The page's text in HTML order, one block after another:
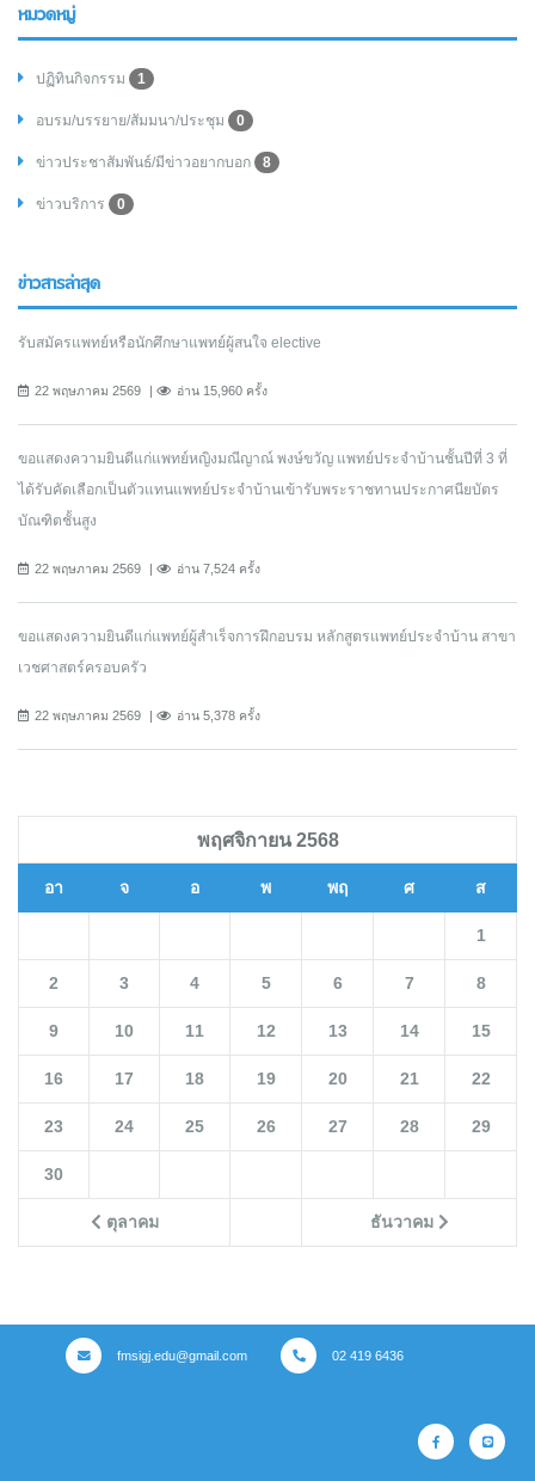
หมวดหมู่
ปฏิทินกิจกรรม 1
อบรม/บรรยาย/สัมมนา/ประชุม 0
ข่าวประชาสัมพันธ์/มีข่าวอยากบอก 8
ข่าวบริการ 0
ข่าวสารล่าสุด
รับสมัครแพทย์หรือนักศึกษาแพทย์ผู้สนใจ elective
22 พฤษภาคม 2569 อ่าน 15,960 ครั้ง
ขอแสดงความยินดีแก่แพทย์หญิงมณีญาณ์ พงษ์ขวัญ แพทย์ประจำบ้านชั้นปีที่ 3 ที่
ได้รับคัดเลือกเป็นตัวแทนแพทย์ประจำบ้านเข้ารับพระราชทานประกาศนียบัตร
บัณฑิตชั้นสูง
22 พฤษภาคม 2569 อ่าน 7,524 ครั้ง
ขอแสดงความยินดีแก่แพทย์ผู้สำเร็จการฝึกอบรม หลักสูตรแพทย์ประจำบ้าน สาขา
เวชศาสตร์ครอบครัว
22 พฤษภาคม 2569 อ่าน 5,378 ครั้ง
พฤศจิกายน 2568
อา จ อ พ พฤ ศ ส
ตุลาคม ธันวาคม
1
2 3 4 5 6 7 8
9 10 11 12 13 14 15
16 17 18 19 20 21 22
23 24 25 26 27 28 29
30
fmsigj.edu@gmail.com 02 419 6436